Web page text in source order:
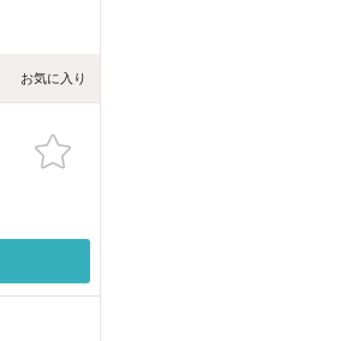
お気に入り